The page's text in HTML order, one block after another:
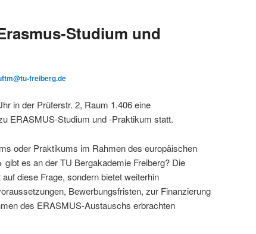
Studium und
freiberg.de
in der Prüferstr. 2, Raum 1.406 eine
ERASMUS-Studium und -Praktikum statt.
oder Praktikums im Rahmen des europäischen
es an der TU Bergakademie Freiberg? Die
diese Frage, sondern bietet weiterhin
Bewerbungsfristen, zur Finanzierung
des ERASMUS-Austauschs erbrachten